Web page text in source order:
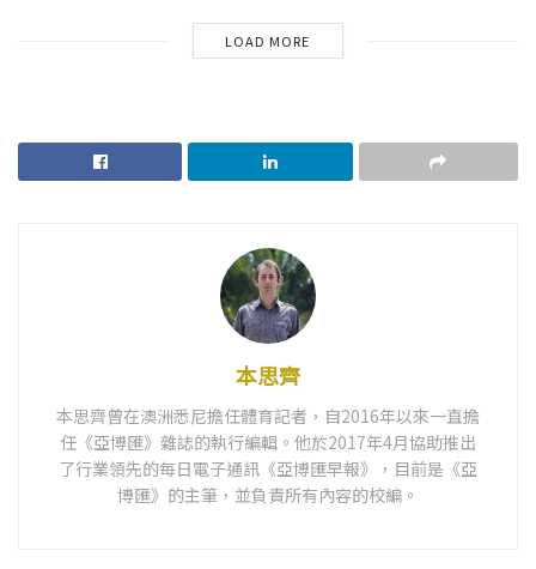
LOAD MORE
本思齊
本思齊曾在澳洲悉尼擔任體育記者，自2016年以來一直擔
任《亞博匯》雜誌的執行編輯。他於2017年4月協助推出
了行業領先的每日電子通訊《亞博匯早報》，目前是《亞
博匯》的主筆，並負責所有內容的校編。